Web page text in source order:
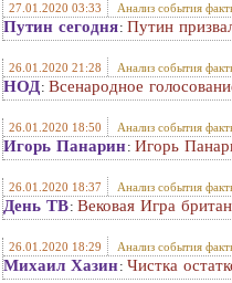
27.01.2020 03:33 Анализ события
Путин сегодня: Путин
26.01.2020 21:28 Анализ события
НОД: Всенародное
26.01.2020 18:50 Анализ события
Игорь Панарин: Игорь
26.01.2020 18:37 Анализ события
День ТВ: Вековая Игра
26.01.2020 18:29 Анализ события
Михаил Хазин: Чистка